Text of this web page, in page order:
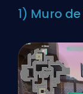
1) Muro